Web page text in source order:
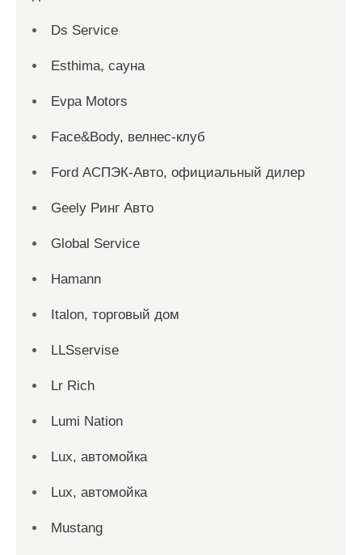
Ds Service
Esthima, сауна
Evpa Motors
Face&Body, велнес-клуб
Ford АСПЭК-Авто, официальный дилер
Geely Ринг Авто
Global Service
Hamann
Italon, торговый дом
LLSservise
Lr Rich
Lumi Nation
Lux, автомойка
Lux, автомойка
Mustang